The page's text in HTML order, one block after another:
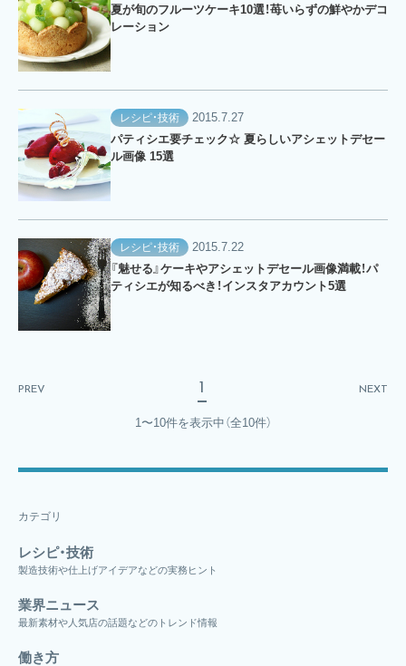
夏が旬のフルーツケーキ10選！苺いらずの鮮やかデコ
レーション
レシピ・技術
2015.7.27
パティシエ要チェック☆ 夏らしいアシェットデセー
ル画像 15選
レシピ・技術
2015.7.22
『魅せる』ケーキやアシェットデセール画像満載！パ
ティシエが知るべき！インスタアカウント5選
PREV 1 NEXT
1〜10件を表示中 （全10件）
カテゴリ
レシピ・技術
製造技術や仕上げアイデアなどの実務ヒント
業界ニュース
最新素材や人気店の話題などのトレンド情報
働き方